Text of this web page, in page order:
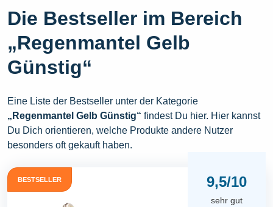
Die Bestseller im Bereich
„Regenmantel Gelb
Günstig“
Eine Liste der Bestseller unter der Kategorie
„Regenmantel Gelb Günstig“ findest Du hier. Hier kannst
Du Dich orientieren, welche Produkte andere Nutzer
besonders oft gekauft haben.
BESTSELLER 9,5/10
sehr gut